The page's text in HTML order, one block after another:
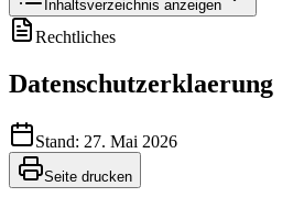
Inhaltsverzeichnis anzeigen
Rechtliches
Datenschutzerklaerung
Stand: 27. Mai 2026
Seite drucken